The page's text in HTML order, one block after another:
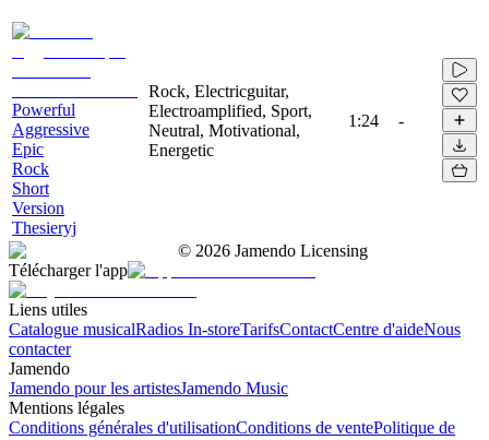
Powerful
Aggressive
Epic
Rock
Short
Version
Thesieryj
Rock, Electricguitar,
Electroamplified, Sport,
Neutral, Motivational,
Energetic
1:24 -
© 2026 Jamendo Licensing
Télécharger l'app
Liens utiles
Catalogue musicalRadios In-storeTarifsContactCentre d'aideNous
contacter
Jamendo
Jamendo pour les artistesJamendo Music
Mentions légales
Conditions générales d'utilisationConditions de ventePolitique de